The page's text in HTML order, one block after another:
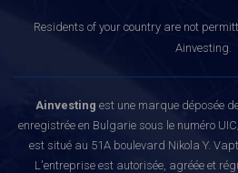
Residents of your country are not
Ainvesting.
Ainvesting est une marque déposée
enregistrée en Bulgarie sous le numéro
est situé au 51A boulevard Nikola Y.
L'entreprise est autorisée, agréée et